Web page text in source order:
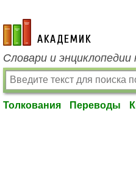
academic.ru
Словари и энциклопедии
Толкования Переводы